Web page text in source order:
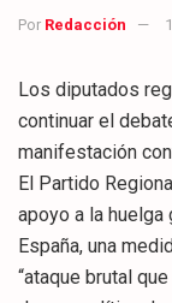
Por Redacción
Los diputados
continuar el
manifestación
El Partido
apoyo a la huelga
España, una
“ataque brutal